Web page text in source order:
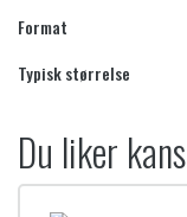
Format
Typisk størrelse
Du liker